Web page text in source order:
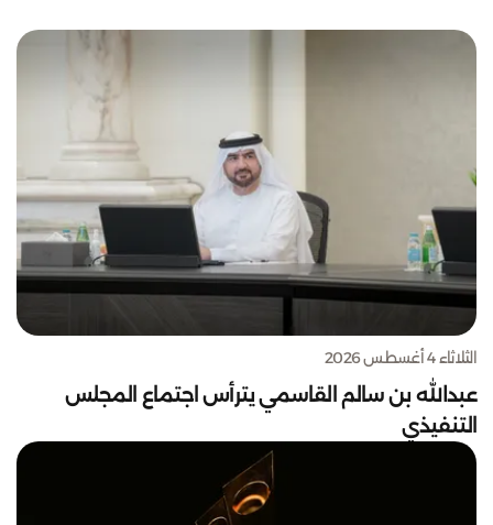
الثلاثاء 4 أغسطس 2026
عبدالله بن سالم القاسمي يترأس اجتماع المجلس
التنفيذي